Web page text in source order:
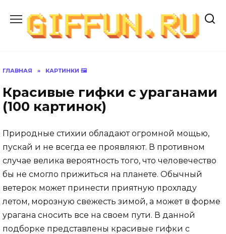
содержанию
ГЛАВНАЯ » КАРТИНКИ 🖼
Красивые гифки с ураганами
(100 картинок)
Природные стихии обладают огромной мощью,
пускай и не всегда ее проявляют. В противном
случае велика вероятность того, что человечество
бы не смогло прижиться на планете. Обычный
ветерок может принести приятную прохладу
летом, морозную свежесть зимой, а может в форме
урагана сносить все на своем пути. В данной
подборке представлены красивые гифки с